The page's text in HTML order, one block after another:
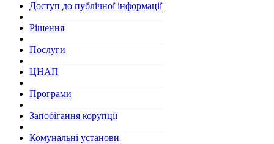
Доступ до публічної інформації
Рішення
Послуги
ЦНАП
Програми
Запобігання корупції
Комунальні установи